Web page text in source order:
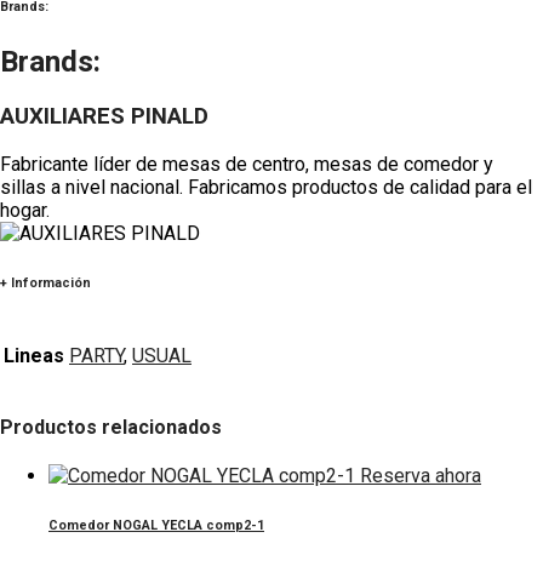
Brands:
Brands:
AUXILIARES PINALD
Fabricante líder de mesas de centro, mesas de comedor y
sillas a nivel nacional. Fabricamos productos de calidad para el
hogar.
+ Información
Lineas PARTY, USUAL
Productos relacionados
Reserva ahora
Comedor NOGAL YECLA comp2-1